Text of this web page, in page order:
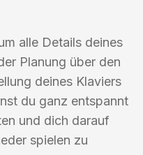
alle Details deines
Planung über den
deines Klaviers
du ganz entspannt
und dich darauf
spielen zu